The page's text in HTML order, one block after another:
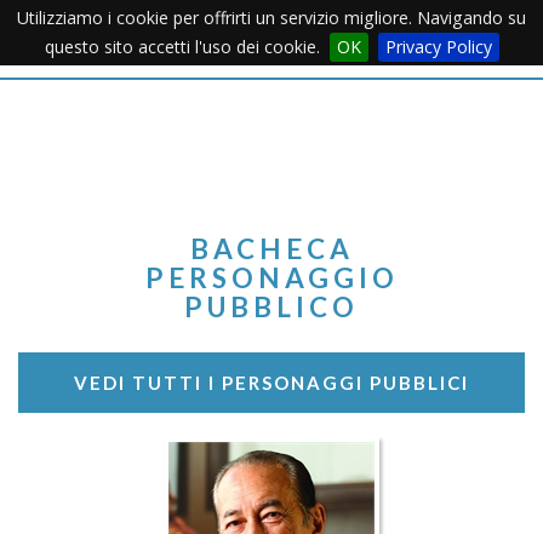
Utilizziamo i cookie per offrirti un servizio migliore. Navigando su
questo sito accetti l'uso dei cookie.
OK Privacy PolicyMenu
BACHECA
PERSONAGGIO
PUBBLICO
VEDI TUTTI I PERSONAGGI PUBBLICI